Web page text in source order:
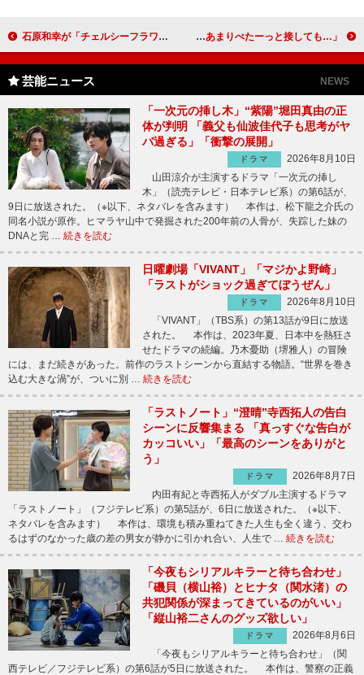
石原和幸が「チェルシーフラワーショー」５年連続金賞 東京五輪に向けて「世界に園芸の日本を」 哀川翔、第１子女児誕生の国分太一を祝福 「あまりべたーっと接しても…」
芸能ニュース NEWS
「一次元の挿し木」“紫陽”堀田真由の正
体が判明 「義父も仙波佳代子も思考がヤ
バ過ぎる」「衝撃の展開」
ドラマ
2026年8月10日
山田涼介が主演するドラマ「一次元の挿し
木」（読売テレビ・日本テレビ系）の第6話が、
9日に放送された。（※以下、ネタバレを含みます） 本作は、松下龍之介氏の
同名小説が原作。ヒマラヤ山中で発掘された200年前の人骨が、失踪した妹の
DNAと完 … 続きを読む
日曜劇場「VIVANT」「マジかよ野崎」
「ラストがショック過ぎてぼうぜん」
ドラマ
2026年8月10日
「VIVANT」（TBS系）の第13話が9日に放送
された。 本作は、2023年夏、日本中を熱狂さ
せたドラマの続編。乃木憂助（堺雅人）の冒険
には、まだ続きがあった。前作のラストシーンから直結する物語。“世界を巻き
込む大きな渦”が、ついに別 … 続きを読む
「ラストノート」“澄晴”寺西拓人の告白
シーンに反響集まる 「真っすぐな告白が
カッコいい」「最高のシーンをありがと
う」
ドラマ
2026年8月7日
内田有紀と寺西拓人がダブル主演するドラマ
「ラストノート」（フジテレビ系）の第5話が、6日に放送された。（※以下、
ネタバレを含みます） 本作は、環境も積み重ねてきた人生も全く違う、交わ
るはずのなかった歳の差の男女が静かに引かれ合い、人生で … 続きを読む
「今夜もシリアルキラーと待ち合わせ」
「磯貝（横山裕）とヒナタ（関水渚）の
共犯関係が深まってきているのがいい」
「縦山裕二さんのグッズ欲しい」
ドラマ
2026年8月6日
「今夜もシリアルキラーと待ち合わせ」（関
西テレビ／フジテレビ系）の第6話が5日に放送された。 本作は、警察の正義